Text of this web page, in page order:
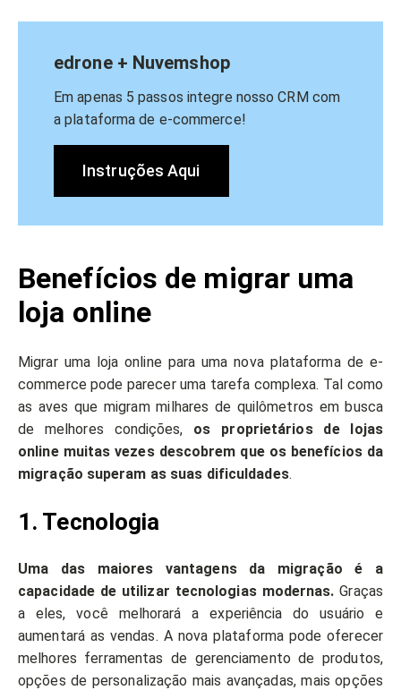
edrone + Nuvemshop
Em apenas 5 passos integre nosso CRM com
a plataforma de e-commerce!
Instruções Aqui
Benefícios de migrar uma
loja online
Migrar uma loja online para uma nova plataforma de e-
commerce pode parecer uma tarefa complexa. Tal como
as aves que migram milhares de quilômetros em busca
de melhores condições, os proprietários de lojas
online muitas vezes descobrem que os benefícios da
migração superam as suas dificuldades.
1. Tecnologia
Uma das maiores vantagens da migração é a
capacidade de utilizar tecnologias modernas.Graças
a eles, você melhorará a experiência do usuário e
aumentará as vendas. A nova plataforma pode oferecer
melhores ferramentas de gerenciamento de produtos,
opções de personalização mais avançadas, mais opções